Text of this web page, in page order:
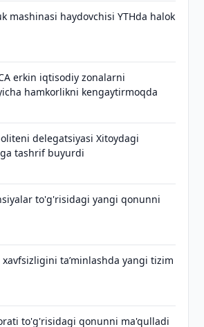
mashinasi haydovchisi YTHda halok
erkin iqtisodiy zonalarni
hamkorlikni kengaytirmoqda
delegatsiyasi Xitoydagi
tashrif buyurdi
to'g'risidagi yangi qonunni
taʼminlashda yangi tizim
to'g'risidagi qonunni ma'qulladi